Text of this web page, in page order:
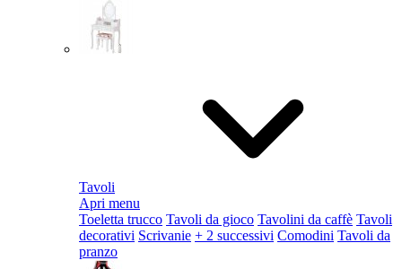
Tavoli
Apri menu
Toeletta trucco Tavoli da gioco Tavolini da caffè Tavoli
decorativi Scrivanie + 2 successivi Comodini Tavoli da
pranzo